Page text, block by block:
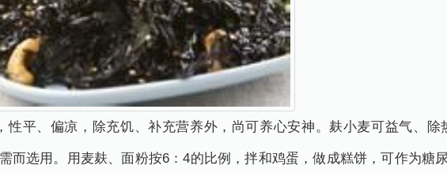
平、偏凉，除充饥、补充营养外，尚可养心安神。麸小麦可益气、除
而选用。用麦麸、面粉按6：4的比例，拌和鸡蛋，做成糕饼，可作为糖